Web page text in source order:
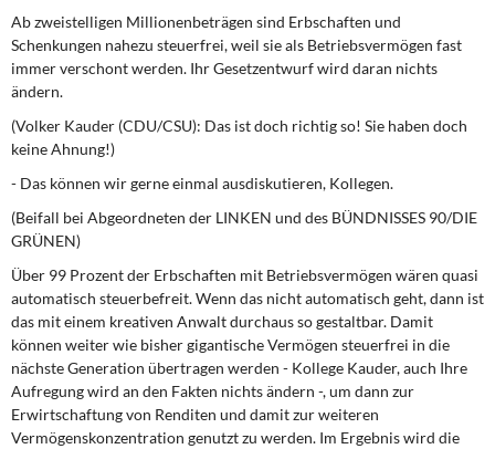
Ab zweistelligen Millionenbeträgen sind Erbschaften und
Schenkungen nahezu steuerfrei, weil sie als Betriebsvermögen fast
immer verschont werden. Ihr Gesetzentwurf wird daran nichts
ändern.
(Volker Kauder (CDU/CSU): Das ist doch richtig so! Sie haben doch
keine Ahnung!)
- Das können wir gerne einmal ausdiskutieren, Kollegen.
(Beifall bei Abgeordneten der LINKEN und des BÜNDNISSES 90/DIE
GRÜNEN)
Über 99 Prozent der Erbschaften mit Betriebsvermögen wären quasi
automatisch steuerbefreit. Wenn das nicht automatisch geht, dann ist
das mit einem kreativen Anwalt durchaus so gestaltbar. Damit
können weiter wie bisher gigantische Vermögen steuerfrei in die
nächste Generation übertragen werden - Kollege Kauder, auch Ihre
Aufregung wird an den Fakten nichts ändern -, um dann zur
Erwirtschaftung von Renditen und damit zur weiteren
Vermögenskonzentration genutzt zu werden. Im Ergebnis wird die